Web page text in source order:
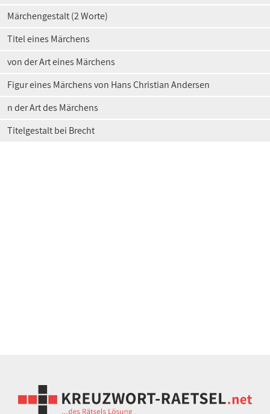
Märchengestalt (2 Worte)
Titel eines Märchens
von der Art eines Märchens
Figur eines Märchens von Hans Christian Andersen
n der Art des Märchens
Titelgestalt bei Brecht